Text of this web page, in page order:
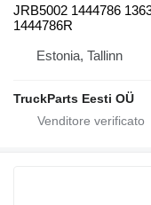
JRB5002 1444786
1444786R
Estonia, Tallinn
TruckParts Eesti OÜ